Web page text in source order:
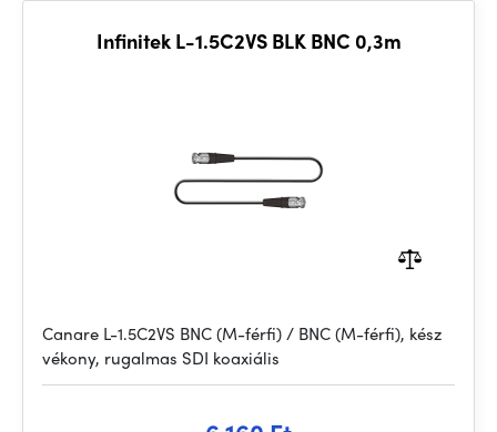
Infinitek L-1.5C2VS BLK BNC 0,3m
Canare L-1.5C2VS BNC (M-férfi) / BNC (M-férfi), kész
vékony, rugalmas SDI koaxiális